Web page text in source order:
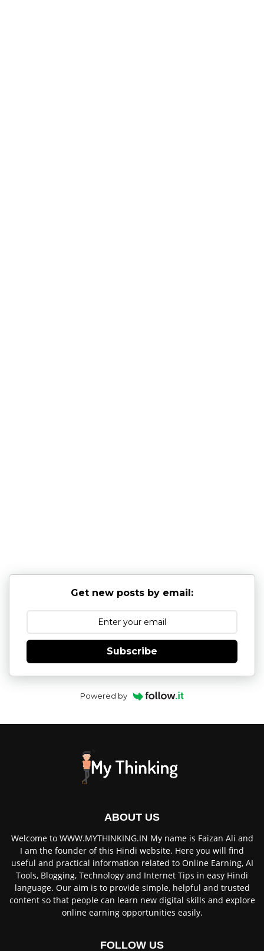
Get new posts by email:
Subscribe
Powered by
ABOUT US
Welcome to WWW.MYTHINKING.IN⁠ My name is Faizan Ali and
I am the founder of this Hindi website. Here you will find
useful and practical information related to Online Earning, AI
Tools, Blogging, Technology and Internet Tips in easy Hindi
language. Our aim is to provide simple, helpful and trusted
content so that people can learn new digital skills and explore
online earning opportunities easily.
FOLLOW US